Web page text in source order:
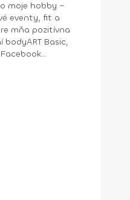
eventy, fit a